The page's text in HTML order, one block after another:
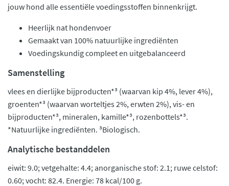
jouw hond alle essentiële voedingsstoffen binnenkrijgt.
Heerlijk nat hondenvoer
Gemaakt van 100% natuurlijke ingrediënten
Voedingskundig compleet en uitgebalanceerd
Samenstelling
vlees en dierlijke bijproducten*³ (waarvan kip 4%, lever 4%),
groenten*³ (waarvan worteltjes 2%, erwten 2%), vis- en
bijproducten*³, mineralen, kamille*³, rozenbottels*³.
*Natuurlijke ingrediënten. ³Biologisch.
Analytische bestanddelen
eiwit: 9.0; vetgehalte: 4.4; anorganische stof: 2.1; ruwe celstof:
0.60; vocht: 82.4. Energie: 78 kcal/100 g.